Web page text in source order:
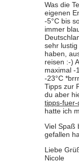
Was die
eigenen
-5°C bis
immer
sehr
haben,
reisen :-)
maximal -
-23°C
Tipps zur
du aber
tipps-
hatte ich
Viel Spaß
gefallen
Liebe
Nicole